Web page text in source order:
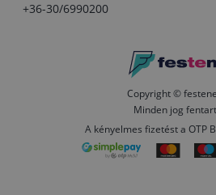
+36-30/6990200
Copyright ©
Minden jog
A kényelmes fizetést a OTP